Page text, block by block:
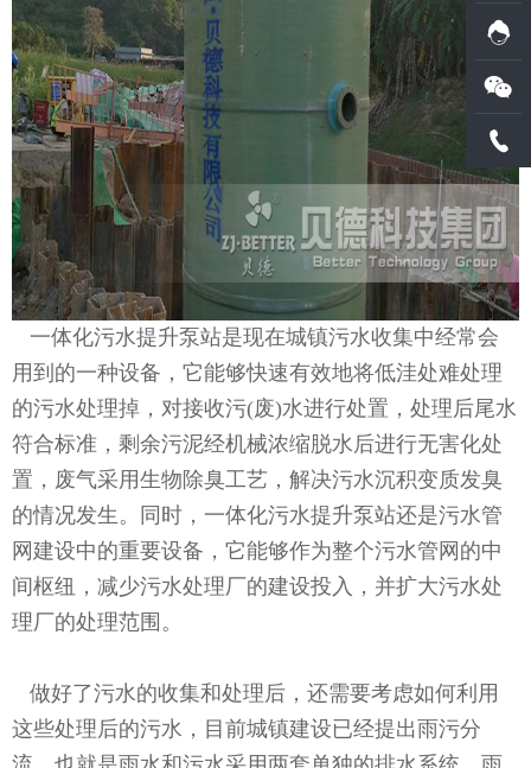
一体化污水提升泵站是现在城镇污水收集中经常会
用到的一种设备，它能够快速有效地将低洼处难处理
的污水处理掉，对接收污(废)水进行处置，处理后尾水
符合标准，剩余污泥经机械浓缩脱水后进行无害化处
置，废气采用生物除臭工艺，解决污水沉积变质发臭
的情况发生。同时，一体化污水提升泵站还是污水管
网建设中的重要设备，它能够作为整个污水管网的中
间枢纽，减少污水处理厂的建设投入，并扩大污水处
理厂的处理范围。
做好了污水的收集和处理后，还需要考虑如何利用
这些处理后的污水，目前城镇建设已经提出雨污分